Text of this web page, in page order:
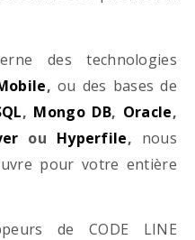
des technologies
, ou des bases de
, Mongo DB, Oracle,
ou Hyperfile, nous
pour votre entière
de CODE LINE